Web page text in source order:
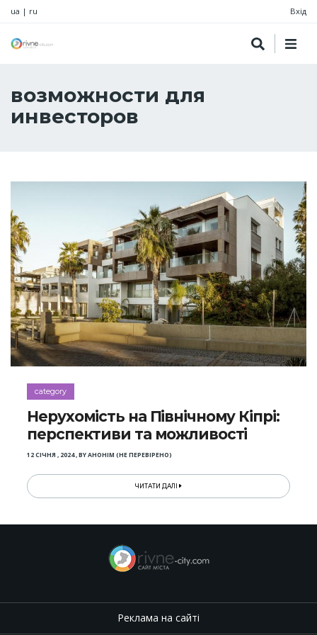
ua | ru Вхід
возможности для
инвесторов
category
Нерухомість на Північному Кіпрі:
перспективи та можливості
12 СІЧНЯ , 2024,BYАНОНІМ (НЕ ПЕРЕВІРЕНО)
ЧИТАТИ ДАЛІ
Реклама на сайті